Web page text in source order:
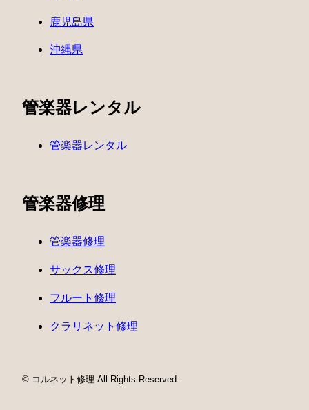
鹿児島県
沖縄県
管楽器レンタル
管楽器レンタル
管楽器修理
管楽器修理
サックス修理
フルート修理
クラリネット修理
© コルネット修理 All Rights Reserved.